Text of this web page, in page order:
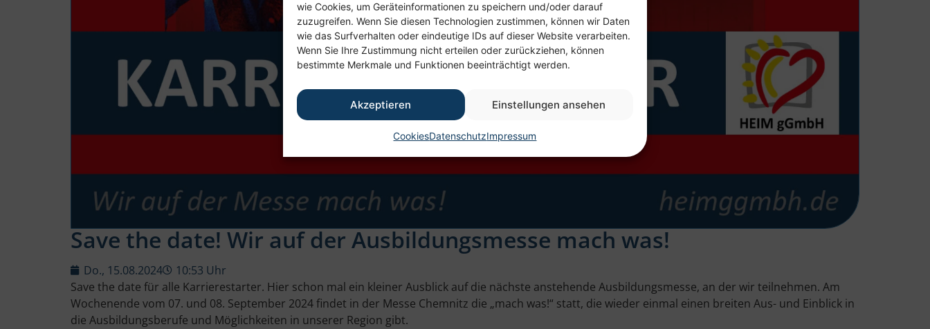
wie Cookies, um Geräteinformationen zu speichern und/oder darauf
zuzugreifen. Wenn Sie diesen Technologien zustimmen, können wir Daten
wie das Surfverhalten oder eindeutige IDs auf dieser Website verarbeiten.
Wenn Sie Ihre Zustimmung nicht erteilen oder zurückziehen, können
bestimmte Merkmale und Funktionen beeinträchtigt werden.
Akzeptieren Einstellungen ansehen
CookiesDatenschutzImpressum
Save the date! Wir auf der Ausbildungsmesse mach was!
Do., 15.08.2024
10:53 Uhr
Save the date für alle Karrierestarter. Hier schon mal ein kleiner Ausblick auf die nächste anstehende Ausbildungsmesse, an der wir teilnehmen. Am
Wochenende vom 07. und 08. September 2024 findet in der Messe Chemnitz die „mach was!“ statt, die wieder einmal einen breiten Aus- und Einblick in
die Ausbildungsberufe und Möglichkeiten in unserer Region gibt.